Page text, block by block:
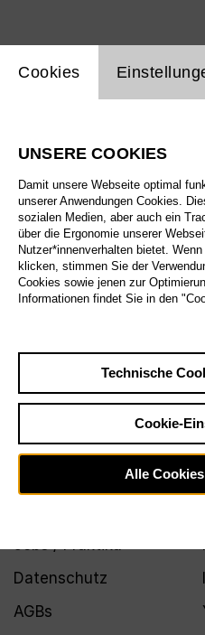
Biographie
Spielplan
Jobs / Praktika
Datenschutz
AGBs
Einstellung Website
Cookies
UNSERE COOKIES
Damit unsere Webseite optimal
unserer Anwendungen Cookies.
sozialen Medien, aber auch ein
über die Ergonomie unserer
Nutzer*innenverhalten bietet.
klicken, stimmen Sie der
Cookies sowie jenen zur
Informationen findet Sie in den
Technische
Cookie-
Alle